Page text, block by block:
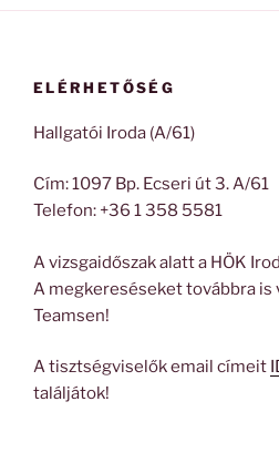
ELÉRHETŐSÉG
Hallgatói Iroda (A/61)
Cím: 1097 Bp. Ecseri út 3. A/61
Telefon: +36 1 358 5581
A vizsgaidőszak alatt a HÖK
A megkereséseket továbbra is
Teamsen!
A tisztségviselők email címeit
találjátok!